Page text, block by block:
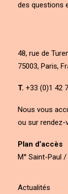
des questions
48, rue de
75003, Paris,
T. +33 (0)1 42
Nous vous
ou sur rendez-
Plan d’accès
M° Saint-Paul
Actualités